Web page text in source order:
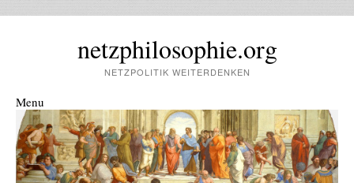
netzphilosophie.org
NETZPOLITIK WEITERDENKEN
Menu
Skip to content